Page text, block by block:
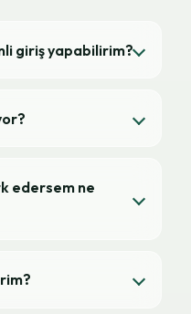
giriş yapabilirim?
edersem ne